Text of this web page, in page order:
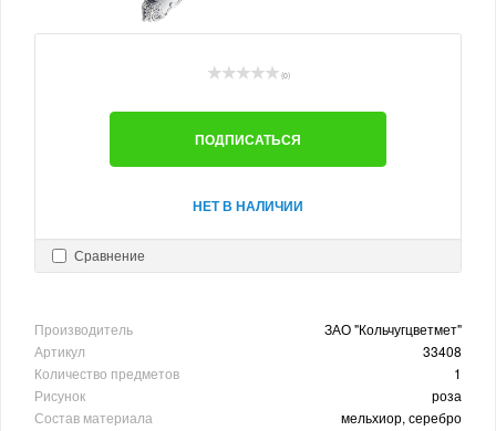
(0)
ПОДПИСАТЬСЯ
НЕТ В НАЛИЧИИ
Сравнение
Производитель
ЗАО "Кольчугцветмет"
Артикул
33408
Количество предметов
1
Рисунок
роза
Состав материала
мельхиор, серебро